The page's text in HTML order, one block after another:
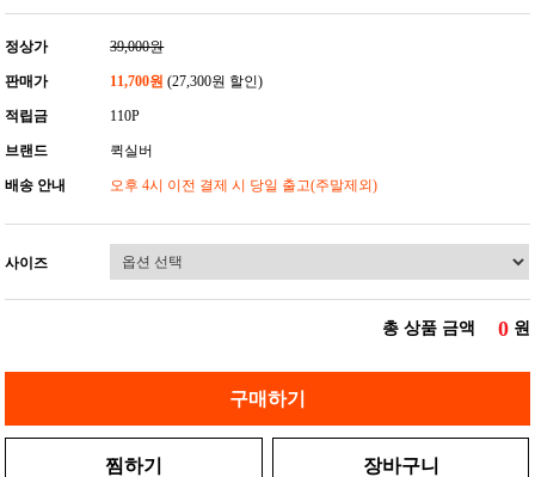
정상가 39,000원
판매가 11,700원 (27,300원 할인)
적립금 110P
브랜드 퀵실버
배송 안내 오후 4시 이전 결제 시 당일 출고(주말제외)
사이즈
총 상품 금액 0 원
구매하기
찜하기 장바구니